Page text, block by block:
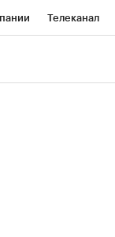
Телеканал